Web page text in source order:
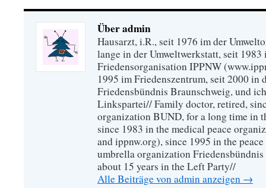
Über admin
Hausarzt, i.R., seit 1976 im der
lange in der Umweltwerkstatt, seit
Friedensorganisation IPPNW
1995 im Friedenszentrum, seit 2000 in
Friedensbündnis Braunschweig, und
Linkspartei// Family doctor, retired,
organization BUND, for a long time in
since 1983 in the medical peace
and ippnw.org), since 1995 in the
umbrella organization
about 15 years in the Left Party//
Alle Beiträge von admin anzeigen →